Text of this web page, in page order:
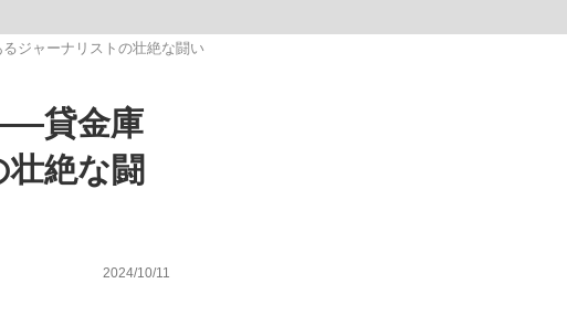
れているのが悲しい」『北の国から』倉本聰氏（91...
ジャーナリストの壮絶な闘い
貸金庫
絶な闘
2024/10/11